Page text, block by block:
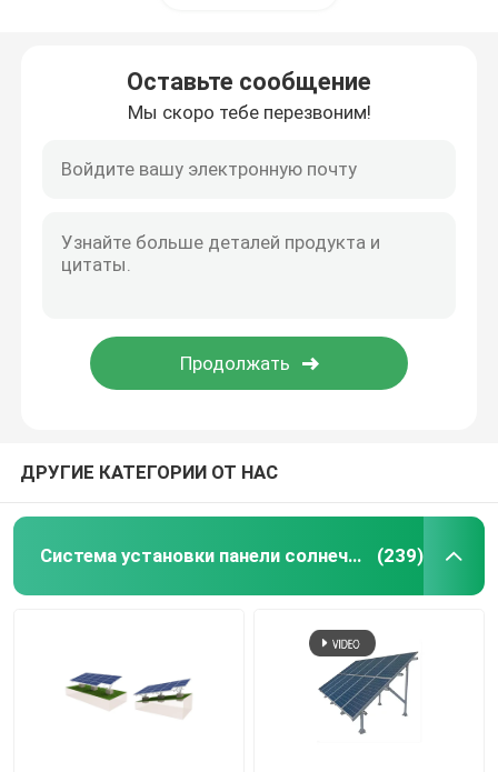
Оставьте сообщение
Мы скоро тебе перезвоним!
ДРУГИЕ КАТЕГОРИИ ОТ НАС
Система установки панели солнечных батарей (239)